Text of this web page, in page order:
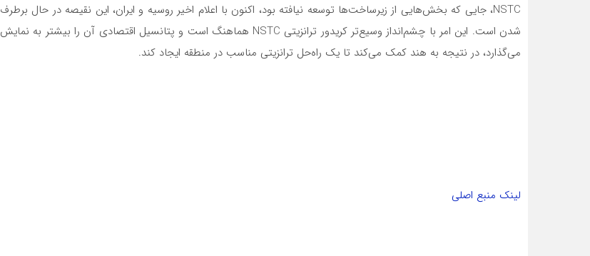
NSTC، جایی که بخش‌هایی از زیرساخت‌ها توسعه نیافته بود، اکنون با اعلام اخیر روسیه و ایران، این نقیصه در حال برطرف
شدن است. این امر با چشم‌انداز وسیع‌تر کریدور ترانزیتی NSTC هماهنگ است و پتانسیل اقتصادی آن را بیشتر به نمایش
می‌گذارد، در نتیجه به هند کمک می‌کند تا یک راه‌حل ترانزیتی مناسب در منطقه ایجاد کند.
لینک منبع اصلی